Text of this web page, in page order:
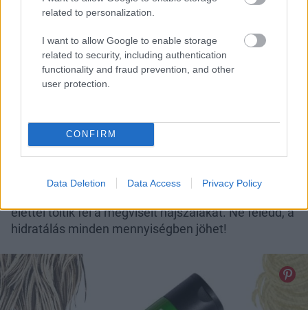
related to personalization.
I want to allow Google to enable storage
related to security, including authentication
functionality and fraud prevention, and other
user protection.
CONFIRM
Data Deletion Data Access Privacy Policy
magad
A haj hosszán történő változtatások mellett a
hajszín gyökeres leváltása legalább ugyanannyira
nehéz döntés, ha nem nehezebb. Ha valaki rászánja
így nem kerülhető el a hajszálak szerkezetének
valamilyen roncsolódása és a dehidratáltság
segítenek megőrizni a hibátlan szőke színt, érdemes
élettel töltik fel a megviselt hajszálakat. Ne feledd, a
hidratálás minden mennyiségben jöhet!